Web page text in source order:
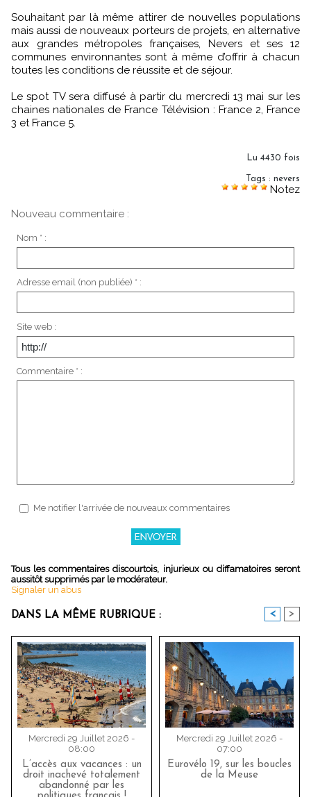
Souhaitant par là même attirer de nouvelles populations
mais aussi de nouveaux porteurs de projets, en alternative
aux grandes métropoles françaises, Nevers et ses 12
communes environnantes sont à même d’offrir à chacun
toutes les conditions de réussite et de séjour.
Le spot TV sera diffusé à partir du mercredi 13 mai sur les
chaines nationales de France Télévision : France 2, France
3 et France 5.
Lu 4430 fois
Tags : nevers
Notez
Nouveau commentaire :
Nom * :
Adresse email (non publiée) * :
Site web :
Commentaire * :
Me notifier l'arrivée de nouveaux commentaires
Tous les commentaires discourtois, injurieux ou diffamatoires seront
aussitôt supprimés par le modérateur.
Signaler un abus
DANS LA MÊME RUBRIQUE : < >
Mercredi 29 Juillet 2026 -
08:00
L’accès aux vacances : un
droit inachevé totalement
abandonné par les
Mercredi 29 Juillet 2026 -
07:00
Eurovélo 19, sur les boucles
de la Meuse